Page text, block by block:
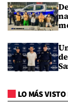
LO MÁS